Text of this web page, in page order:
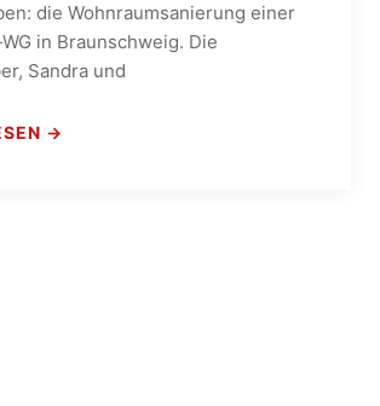
die Wohnraumsanierung einer
in Braunschweig. Die
Sandra und
→